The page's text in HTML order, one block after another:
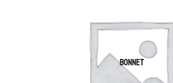
BONNET